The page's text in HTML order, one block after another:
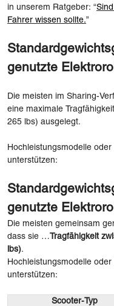
in unserem Ratgeber: “
Fahrer wissen sollte.”
genutzte
Die meisten im Sharing-
eine maximale
265 lbs) ausgelegt.
Hochleistungsmodelle
unterstützen:
genutzte
Die meisten gemeinsam
dass sie …Tragfähigkeit
lbs).
Hochleistungsmodelle
unterstützen:
Scooter-Typ